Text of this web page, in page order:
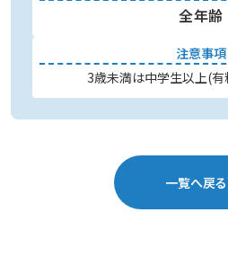
全年齢
注意事項
3歳未満は中学生以上(
一覧へ戻る